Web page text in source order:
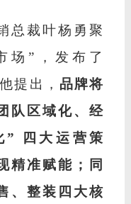
总裁叶杨勇聚
场”，发布了
提出， 品牌将
队区域化、经
” 四大运营策
精准赋能；同
、整装四大核